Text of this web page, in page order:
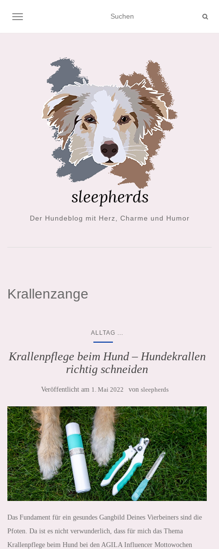
NAVIGATION UMSCHALTEN
Der Hundeblog mit Herz, Charme und Humor
Krallenzange
ALLTAG ...
Krallenpflege beim Hund – Hundekrallen
richtig schneiden
Veröffentlicht am 1. Mai 2022 von sleepherds
Das Fundament für ein gesundes Gangbild Deines Vierbeiners sind die
Pfoten. Da ist es nicht verwunderlich, dass für mich das Thema
Krallenpflege beim Hund bei den AGILA Influencer Mottowochen